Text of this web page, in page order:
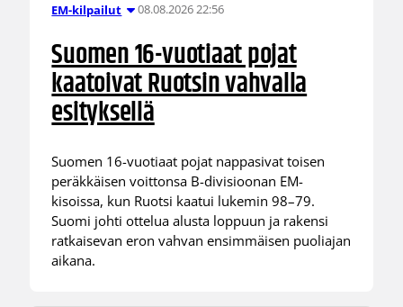
EM-kilpailut 08.08.2026 22:56
Suomen 16-vuotiaat pojat
kaatoivat Ruotsin vahvalla
esityksellä
Suomen 16-vuotiaat pojat nappasivat toisen
peräkkäisen voittonsa B-divisioonan EM-
kisoissa, kun Ruotsi kaatui lukemin 98–79.
Suomi johti ottelua alusta loppuun ja rakensi
ratkaisevan eron vahvan ensimmäisen puoliajan
aikana.